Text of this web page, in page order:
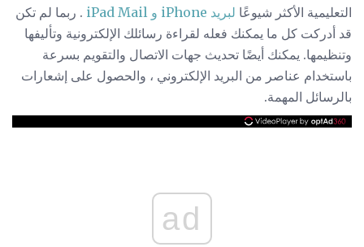
التعليمية الأكثر شيوعًا لبريد iPhone و iPad Mail
. ربما لم تكن
قد أدركت كل ما يمكنك فعله لقراءة رسائلك الإلكترونية وتأليفها
وتنظيمها. يمكنك أيضًا تحديث جهات الاتصال والتقويم بسرعة
باستخدام عناصر من البريد الإلكتروني ، والحصول على إشعارات
بالرسائل المهمة.
ad